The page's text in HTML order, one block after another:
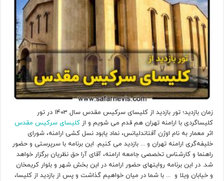
زمان بازدید؛ تور بازدید از کلیسای سرکیس مقدس سال ۱۴۰۳ در تور
کلیساگردی با ارامنه تهران هم قدم می شویم و ازکلیسای سرکیس مقدس
اثر معمار به نام اوژن آفتاندلیانس، نماد یابود نسل کشی ارامنه، شورای
خلیفه‌گری ارامنه تهران و ... بازدید می کنیم. این برنامه با سرپرستی و حضور
راهنما و کارشناس تخصصی جامعه ارامنه، آقای آرا حق نظریان برگزار خواهد
شد. در این برنامه روایتهای حضور ارامنه در این بخش شهر و بلوار کریمخان
و خیابان ویلا و ... با شما در میان خواهیم گذاشت و پس از بازدید از کلیسا،